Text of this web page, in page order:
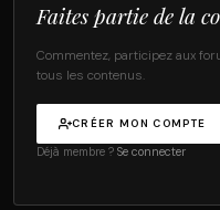
Faites partie de la
Commentez, participez aux
tous les contenus.
CRÉER MON COMPTE
Déjà membre ? Se connecter